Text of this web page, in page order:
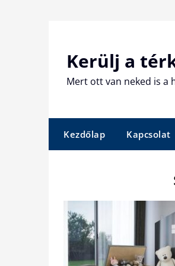
Kerülj a
Mert ott van neked is a
Kezdőlap Kapcsolat